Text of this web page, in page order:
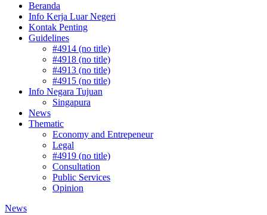
Beranda
Info Kerja Luar Negeri
Kontak Penting
Guidelines
#4914 (no title)
#4918 (no title)
#4913 (no title)
#4915 (no title)
Info Negara Tujuan
Singapura
News
Thematic
Economy and Entrepeneur
Legal
#4919 (no title)
Consultation
Public Services
Opinion
News